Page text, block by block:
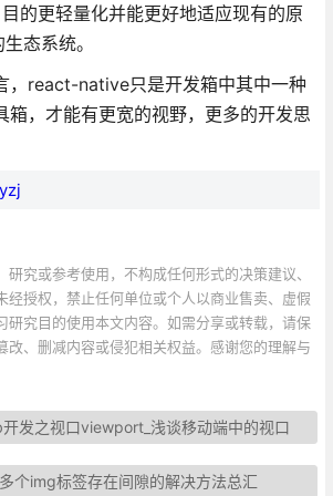
的更轻量化并能更好地适应现有的原
态系统。
，react-native只是开发箱中其中一种
箱，才能有更宽的视野，更多的开发思
究或参考使用，不构成任何形式的决策建议、
经授权，禁止任何单位或个人以商业售卖、虚假
研究目的使用本文内容。如需分享或转载，请保
改、删减内容或侵犯相关权益。感谢您的理解与
发之视口viewport_浅谈移动端中的视口
个img标签存在间隙的解决方法总汇